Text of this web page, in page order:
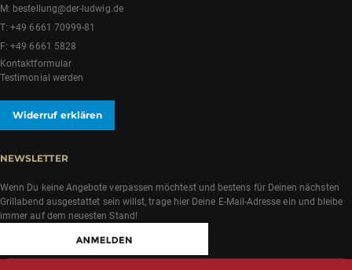
M: bestellung@der-ludwig.de
T:+49 6661 70999-81
F: +49 6661 5828
Kontaktformular
Testimonial werden
Widerruf erklären
NEWSLETTER
Wenn Du keine Angebote verpassen möchtest und bestens für Deinen nächsten
Grillabend ausgestattet sein willst, trage hier Deine E-Mail-Adresse ein und bleibe
immer auf dem neuesten Stand!